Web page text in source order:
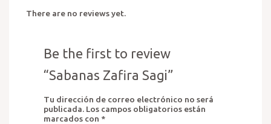
There are no reviews yet.
Be the first to review
“Sabanas Zafira Sagi”
Tu dirección de correo electrónico no será
publicada. Los campos obligatorios están
marcados con *